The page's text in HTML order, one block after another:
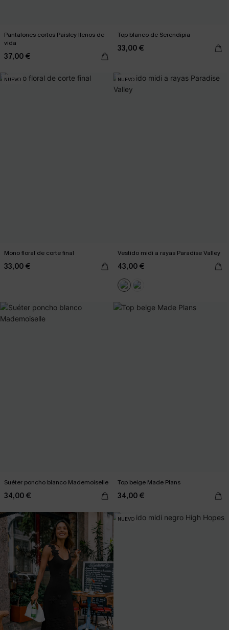
Pantalones cortos Paisley llenos de
vida
37,00 €
Top blanco de Serendipia
33,00 €
NUEVO
Mono floral de corte final
33,00 €
NUEVO
Vestido midi a rayas Paradise Valley
43,00 €
Suéter poncho blanco Mademoiselle
34,00 €
Top beige Made Plans
34,00 €
NUEVO